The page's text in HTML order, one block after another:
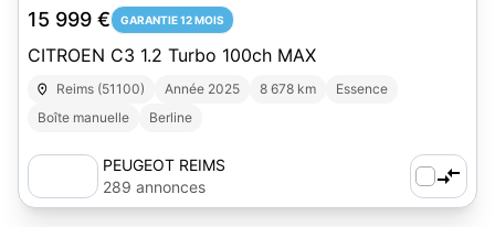
15 999 € GARANTIE 12 MOIS
CITROEN C3 1.2 Turbo 100ch MAX
Reims (51100) Année 2025 8 678 km
Essence
Boîte manuelle
Berline
PEUGEOT REIMS
289 annonces